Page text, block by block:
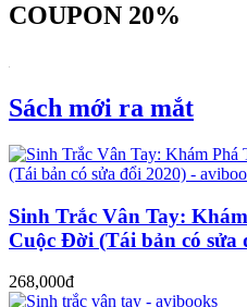
COUPON 20%
Sách mới ra mắt
Sinh Trắc Vân Tay:
Cuộc Đời (Tái bản có sửa
268,000đ